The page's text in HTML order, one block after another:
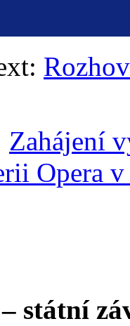
Zahájení
Opera v
státní